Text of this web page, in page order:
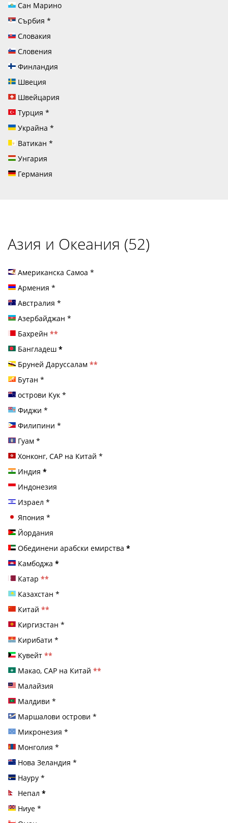
Сан Марино
Сърбия *
Словакия
Словения
Финландия
Швеция
Швейцария
Турция *
Украйна *
Ватикан *
Унгария
Германия
Азия и Океания (52)
Американска Самоа *
Армения *
Австралия *
Азербайджан *
Бахрейн **
Бангладеш *
Бруней Даруссалам **
Бутан *
острови Кук *
Фиджи *
Филипини *
Гуам *
Хонконг, САР на Китай *
Индия *
Индонезия
Израел *
Япония *
Йордания
Обединени арабски емирства *
Камбоджа *
Катар **
Казахстан *
Китай **
Киргизстан *
Кирибати *
Кувейт **
Макао, САР на Китай **
Малайзия
Малдиви *
Маршалови острови *
Микронезия *
Монголия *
Нова Зеландия *
Науру *
Непал *
Ниуе *